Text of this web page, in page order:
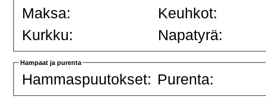
Maksa:
Keuhkot:
Kurkku:
Napatyrä:
Hampaat ja purenta
Hammaspuutokset: Purenta: